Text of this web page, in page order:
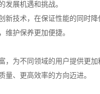
发展机遇和挑战。
新技术，在保证性能的同时降
维护保养更加便捷。
，为不同领域的用户提供更
、更高效率的方向迈进。